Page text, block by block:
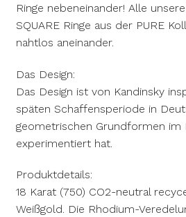
Ringe nebeneinander! Alle
SQUARE Ringe aus der PURE
nahtlos aneinander.
Das Design:
Das Design ist von Kandinsky
späten Schaffensperiode in
geometrischen Grundformen im
experimentiert hat.
Produktdetails:
18 Karat (750) CO2-neutral
Weißgold. Die Rhodium-